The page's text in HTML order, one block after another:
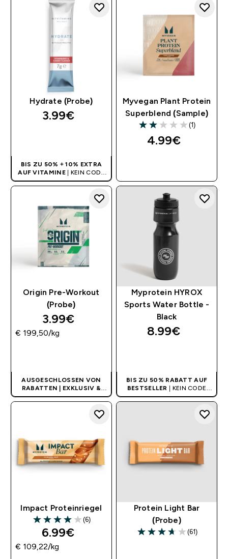
Hydrate (Probe)
3.99€‎
BIS ZU 50% + 10% EXTRA
AUF VITAMINE
| KEIN CODE
BENÖTIGT
Myvegan Plant Protein
Superblend (Sample)
2 out of 5 stars
(1)
4.99€‎
Origin Pre-Workout
(Probe)
3.99€‎
€ 199,50‎/kg
AUSGESCHLOSSEN VON
RABATTEN | EXKLUSIV &
LIMITIERT
Myprotein HYROX
Sports Water Bottle -
Black
8.99€‎
BIS ZU 50% RABATT AUF
BESTSELLER
| KEIN CODE
BENÖTIGT
Impact Proteinriegel
4 out of 5 stars
(6)
6.99€‎
€ 109,22‎/kg
Protein Light Bar
(Probe)
3.67 out of 5 stars
(61)